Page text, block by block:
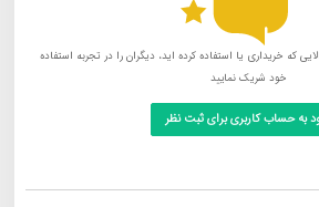
که خریداری یا استفاده کرده اید، دیگران را در تجربه استفاده
خود شریک نمایید
به حساب کاربری برای ثبت نظر